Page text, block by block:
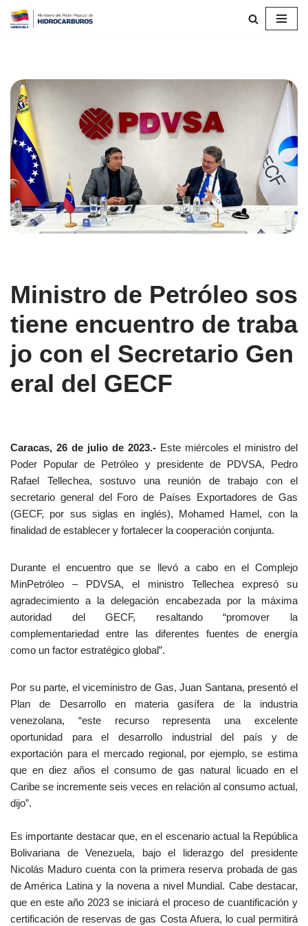
Ministro de Petróleo sos
tiene encuentro de traba
jo con el Secretario Gen
eral del GECF
Caracas, 26 de julio de 2023.- Este miércoles el ministro del
Poder Popular de Petróleo y presidente de PDVSA, Pedro
Rafael Tellechea, sostuvo una reunión de trabajo con el
secretario general del Foro de Países Exportadores de Gas
(GECF, por sus siglas en inglés), Mohamed Hamel, con la
finalidad de establecer y fortalecer la cooperación conjunta.
Durante el encuentro que se llevó a cabo en el Complejo
MinPetróleo – PDVSA, el ministro Tellechea expresó su
agradecimiento a la delegación encabezada por la máxima
autoridad del GECF, resaltando “promover la
complementariedad entre las diferentes fuentes de energía
como un factor estratégico global”.
Por su parte, el viceministro de Gas, Juan Santana, presentó el
Plan de Desarrollo en materia gasífera de la industria
venezolana, “este recurso representa una excelente
oportunidad para el desarrollo industrial del país y de
exportación para el mercado regional, por ejemplo, se estima
que en diez años el consumo de gas natural licuado en el
Caribe se incremente seis veces en relación al consumo actual,
dijo”.
Es importante destacar que, en el escenario actual la República
Bolivariana de Venezuela, bajo el liderazgo del presidente
Nicolás Maduro cuenta con la primera reserva probada de gas
de América Latina y la novena a nivel Mundial. Cabe destacar,
que en este año 2023 se iniciará el proceso de cuantificación y
certificación de reservas de gas Costa Afuera, lo cual permitirá